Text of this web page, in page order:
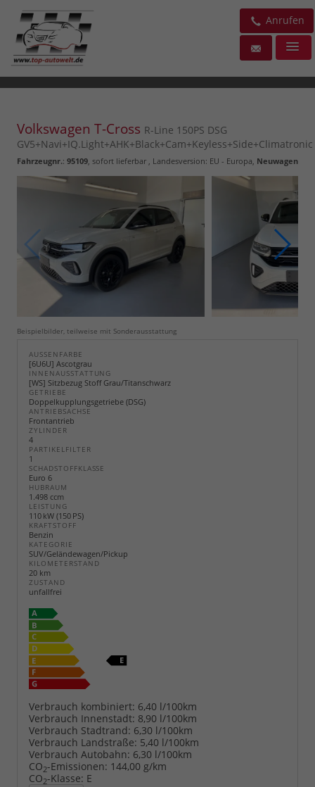
Anrufen
Volkswagen T-Cross R-Line 150PS DSG
GV5+Navi+IQ.Light+AHK+Black+Cam+Keyless+Side+Climatronic
Fahrzeugnr.: 95109 sofort lieferbar , Landesversion: EU - Europa, Neuwagen
Beispielbilder, teilweise mit Sonderausstattung
AUSSENFARBE
[6U6U] Ascotgrau
INNENAUSSTATTUNG
[WS] Sitzbezug Stoff Grau/Titanschwarz
GETRIEBE
Doppelkupplungsgetriebe (DSG)
ANTRIEBSACHSE
Frontantrieb
ZYLINDER
4
PARTIKELFILTER
1
SCHADSTOFFKLASSE
Euro 6
HUBRAUM
1.498 ccm
LEISTUNG
110 kW (150 PS)
KRAFTSTOFF
Benzin
KATEGORIE
SUV/Geländewagen/Pickup
KILOMETERSTAND
20 km
ZUSTAND
unfallfrei
Verbrauch kombiniert: 6,40 l/100km
Verbrauch Innenstadt: 8,90 l/100km
Verbrauch Stadtrand: 6,30 l/100km
Verbrauch Landstraße: 5,40 l/100km
Verbrauch Autobahn: 6,30 l/100km
CO2-Emissionen: 144,00 g/km
CO2-Klasse: E